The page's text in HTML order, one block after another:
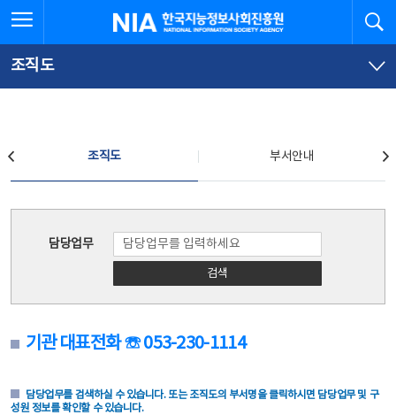
문
로
가
체
뉴
바
가
한국지능정보사회진흥원
조직도
조직도 부서안내
담당업무
검색
기관 대표전화 ☏ 053-230-1114
담당업무를 검색하실 수 있습니다. 또는 조직도의 부서명을 클릭하시면 담당업무 및 구
성원 정보를 확인할 수 있습니다.